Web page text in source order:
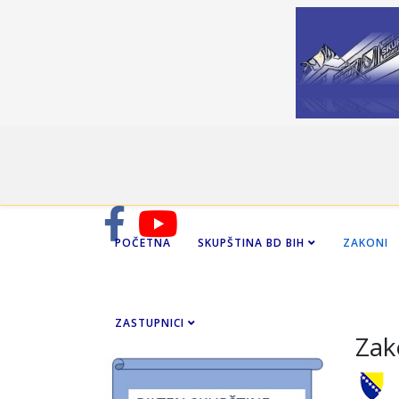
POČETNA SKUPŠTINA BD BIH ZAKONI
ZASTUPNICI